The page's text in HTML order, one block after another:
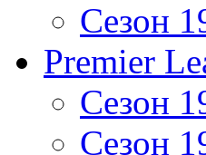
Сезон
Premier
Сезон
Сезон